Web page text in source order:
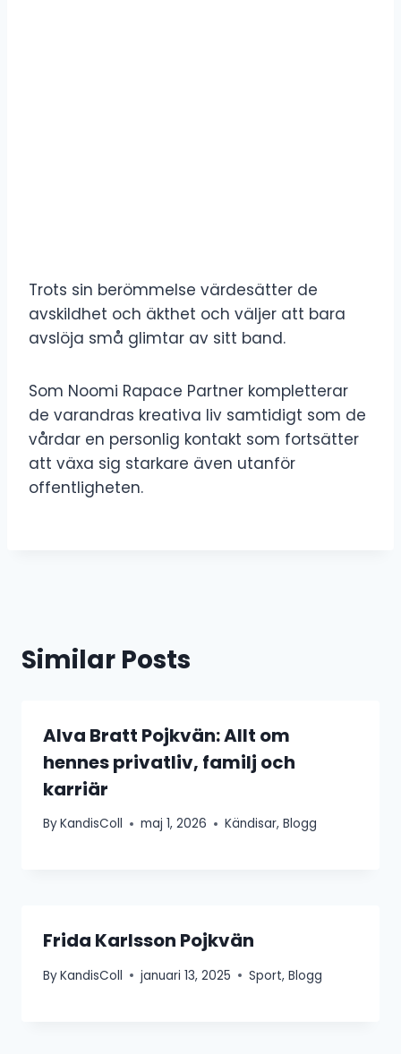
Trots sin berömmelse värdesätter de
avskildhet och äkthet och väljer att bara
avslöja små glimtar av sitt band.
Som Noomi Rapace Partner kompletterar
de varandras kreativa liv samtidigt som de
vårdar en personlig kontakt som fortsätter
att växa sig starkare även utanför
offentligheten.
Similar Posts
Alva Bratt Pojkvän: Allt om
hennes privatliv, familj och
karriär
ByKandisColl maj 1, 2026 Kändisar,Blogg
Frida Karlsson Pojkvän
ByKandisColl januari 13, 2025 Sport,Blogg